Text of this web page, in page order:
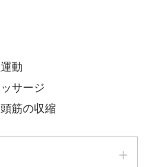
動
サージ
筋の収縮